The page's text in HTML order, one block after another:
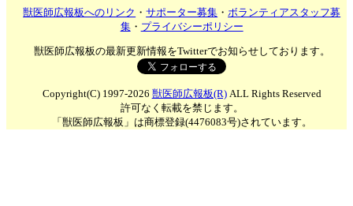
獣医師広報板へのリンク ・サポーター募集 ・ボランティアスタッフ募
集・ プライバシーポリシー
獣医師広報板の最新更新情報をTwitterでお知らせしております。
Copyright(C) 1997-2026 獣医師広報板(R)ALL Rights Reserved
許可なく転載を禁じます。
「獣医師広報板」は商標登録(4476083号)されています。